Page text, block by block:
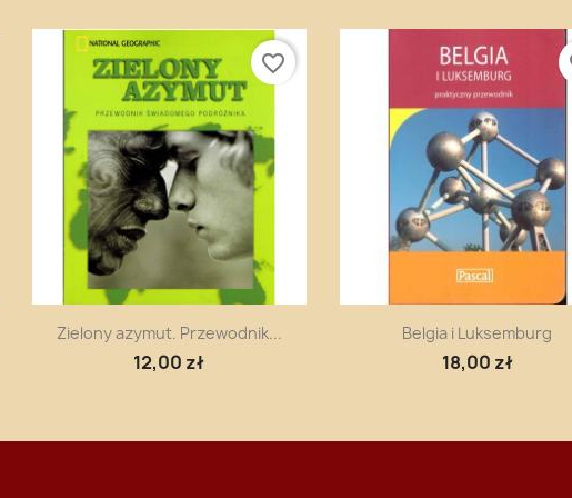
Szybki podgląd
Zielony azymut. Przewodnik...
12,00 zł
favorite_border
Szybki podgląd
Belgia i Luksemburg
18,00 zł